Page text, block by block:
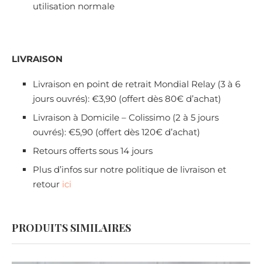
utilisation normale
LIVRAISON
Livraison en point de retrait Mondial Relay (3 à 6
jours ouvrés): €3,90 (offert dès 80€ d’achat)
Livraison à Domicile – Colissimo (2 à 5 jours
ouvrés): €5,90 (offert dès 120€ d’achat)
Retours offerts sous 14 jours
Plus d’infos sur notre politique de livraison et
retour ici
PRODUITS SIMILAIRES